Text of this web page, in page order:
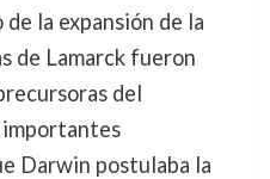
la expansión de la
de Lamarck fueron
del
importantes
Darwin postulaba la